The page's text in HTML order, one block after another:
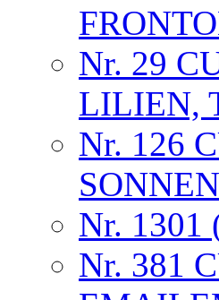
Nr. 29
LILIEN,
Nr. 126
Nr. 1301
Nr. 381